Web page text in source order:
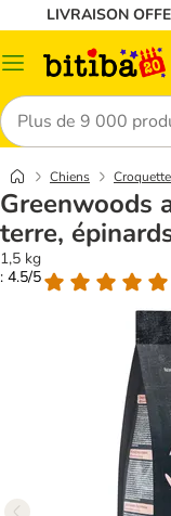
LIVRAISON
Menu
Rechercher
Chiens
Greenwoods
terre,
1,5 kg
: 4.5/5